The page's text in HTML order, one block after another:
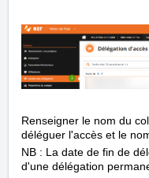
Renseigner le nom du
déléguer l'accès et le
NB : La date de fin de
d'une délégation